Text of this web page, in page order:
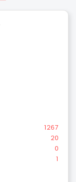
1267
20
0
1